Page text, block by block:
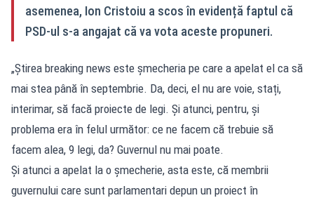
asemenea, Ion Cristoiu a scos în evidență faptul că
PSD-ul s-a angajat că va vota aceste propuneri.
„Știrea breaking news este șmecheria pe care a apelat el ca să
mai stea până în septembrie. Da, deci, el nu are voie, stați,
interimar, să facă proiecte de legi. Și atunci, pentru, și
problema era în felul următor: ce ne facem că trebuie să
facem alea, 9 legi, da? Guvernul nu mai poate.
Și atunci a apelat la o șmecherie, asta este, că membrii
guvernului care sunt parlamentari depun un proiect în